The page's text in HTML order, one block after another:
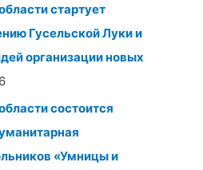
стартует
Гусельской Луки и
организации новых
состоится
«Умницы и